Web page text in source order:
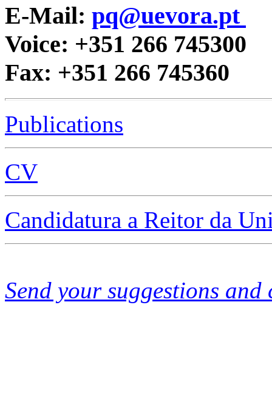
E-Mail: pq@uevora.pt
Voice: +351 266 745300
Fax: +351 266 745360
Publications
CV
Candidatura a Reitor da
Send your suggestions